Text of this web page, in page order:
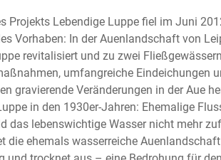
Projekts Lebendige Luppe fiel im Juni
Vorhaben: In der Auenlandschaft von
revitalisiert und zu zwei
umfangreiche Eindeichungen
gravierende Veränderungen in der Aue
in den 1930er-Jahren: Ehemalige
das lebenswichtige Wasser nicht mehr
die ehemals wasserreiche